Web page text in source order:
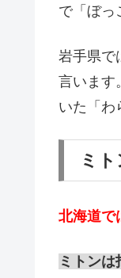
で「ぼっ
岩手県で
言います
いた「わ
ミ
北海道で
ミトン